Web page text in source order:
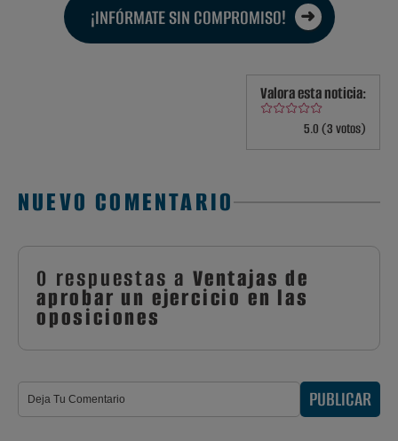
¡INFÓRMATE SIN COMPROMISO!
Valora esta noticia:
5.0 (3 votos)
NUEVO COMENTARIO
0 respuestas a Ventajas de
aprobar un ejercicio en las
oposiciones
PUBLICAR